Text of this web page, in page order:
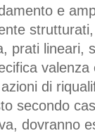
e
prati lineari,
di
secondo
dovranno